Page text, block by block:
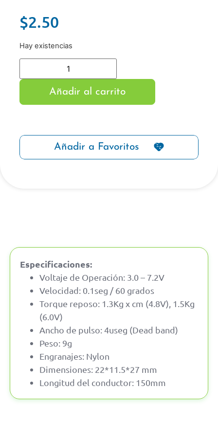
$2.50
Hay existencias
Añadir al carrito
Añadir a Favoritos
Especificaciones:
Voltaje de Operación: 3.0 – 7.2V
Velocidad: 0.1seg / 60 grados
Torque reposo: 1.3Kg x cm (4.8V), 1.5Kg
(6.0V)
Ancho de pulso: 4useg (Dead band)
Peso: 9g
Engranajes: Nylon
Dimensiones: 22*11.5*27 mm
Longitud del conductor: 150mm